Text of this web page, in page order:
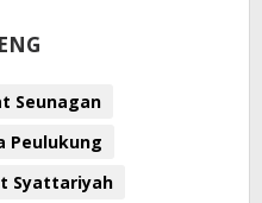
Seunagan
Peulukung
Syattariyah